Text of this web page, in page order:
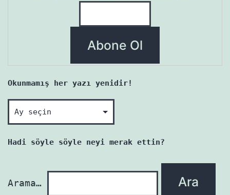
Okunmamış her yazı yenidir!
Okunmamış
her
yazı
Hadi söyle söyle neyi merak ettin?
Arama…